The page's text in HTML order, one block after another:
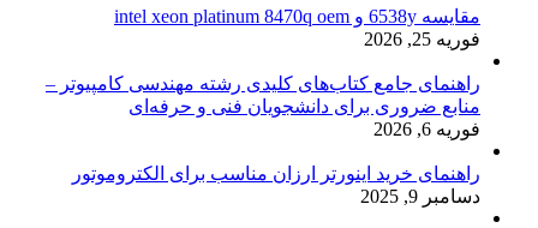
مقایسه 6538y و intel xeon platinum 8470q oem
فوریه 25, 2026
راهنمای جامع کتاب‌های کلیدی رشته مهندسی کامپیوتر –
منابع ضروری برای دانشجویان فنی و حرفه‌ای
فوریه 6, 2026
راهنمای خرید اینورتر ارزان مناسب برای الکتروموتور
دسامبر 9, 2025